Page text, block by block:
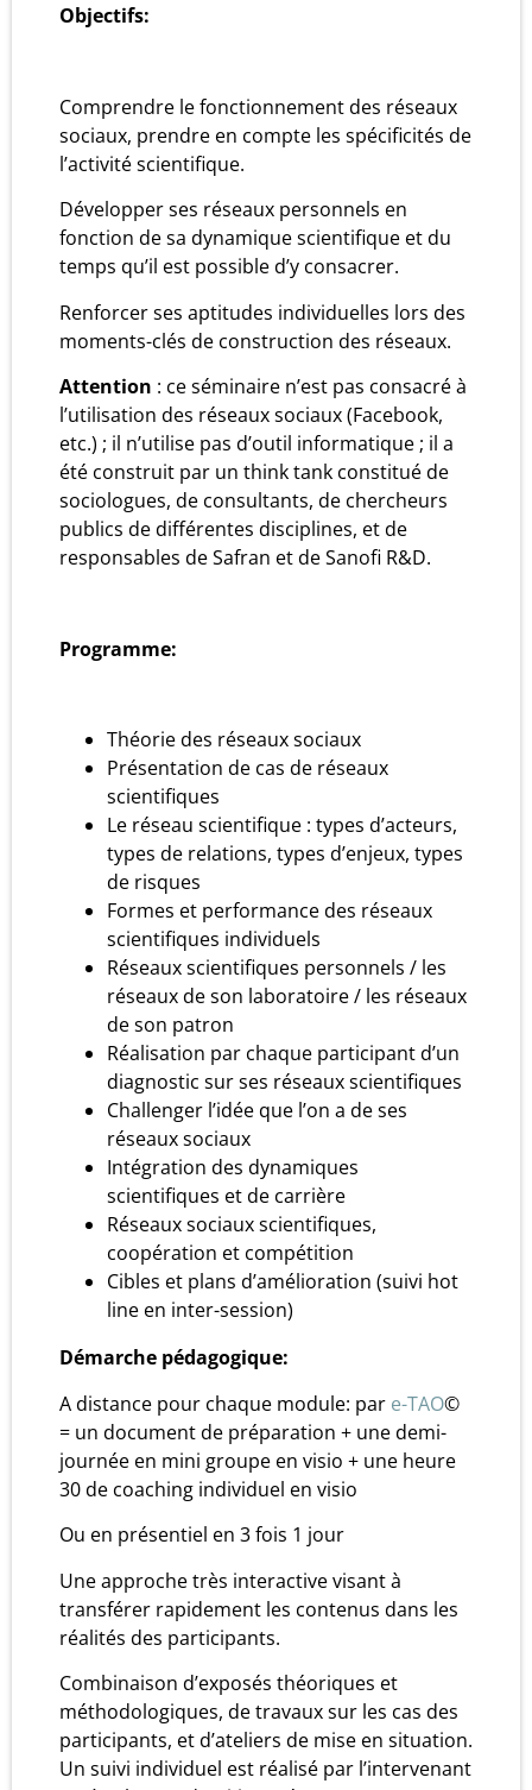
Objectifs:
Comprendre le fonctionnement des réseaux
sociaux, prendre en compte les spécificités de
l’activité scientifique.
Développer ses réseaux personnels en
fonction de sa dynamique scientifique et du
temps qu’il est possible d’y consacrer.
Renforcer ses aptitudes individuelles lors des
moments-clés de construction des réseaux.
Attention : ce séminaire n’est pas consacré à
l’utilisation des réseaux sociaux (Facebook,
etc.) ; il n’utilise pas d’outil informatique ; il a
été construit par un think tank constitué de
sociologues, de consultants, de chercheurs
publics de différentes disciplines, et de
responsables de Safran et de Sanofi R&D.
Programme:
Théorie des réseaux sociaux
Présentation de cas de réseaux
scientifiques
Le réseau scientifique : types d’acteurs,
types de relations, types d’enjeux, types
de risques
Formes et performance des réseaux
scientifiques individuels
Réseaux scientifiques personnels / les
réseaux de son laboratoire / les réseaux
de son patron
Réalisation par chaque participant d’un
diagnostic sur ses réseaux scientifiques
Challenger l’idée que l’on a de ses
réseaux sociaux
Intégration des dynamiques
scientifiques et de carrière
Réseaux sociaux scientifiques,
coopération et compétition
Cibles et plans d’amélioration (suivi hot
line en inter-session)
Démarche pédagogique:
A distance pour chaque module: par e-TAO©
= un document de préparation + une demi-
journée en mini groupe en visio + une heure
30 de coaching individuel en visio
Ou en présentiel en 3 fois 1 jour
Une approche très interactive visant à
transférer rapidement les contenus dans les
réalités des participants.
Combinaison d’exposés théoriques et
méthodologiques, de travaux sur les cas des
participants, et d’ateliers de mise en situation.
Un suivi individuel est réalisé par l’intervenant